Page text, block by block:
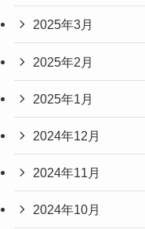
2025年3月
2025年2月
2025年1月
2024年12月
2024年11月
2024年10月